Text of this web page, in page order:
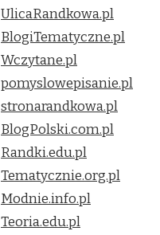
UlicaRandkowa.pl
BlogiTematyczne.pl
Wczytane.pl
pomyslowepisanie.pl
stronarandkowa.pl
BlogPolski.com.pl
Randki.edu.pl
Tematycznie.org.pl
Modnie.info.pl
Teoria.edu.pl